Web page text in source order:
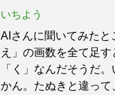
いちよう
AIさんに聞いてみたと
え」の画数を全て足
「く」なんだそうだ
かん。たぬきと違って